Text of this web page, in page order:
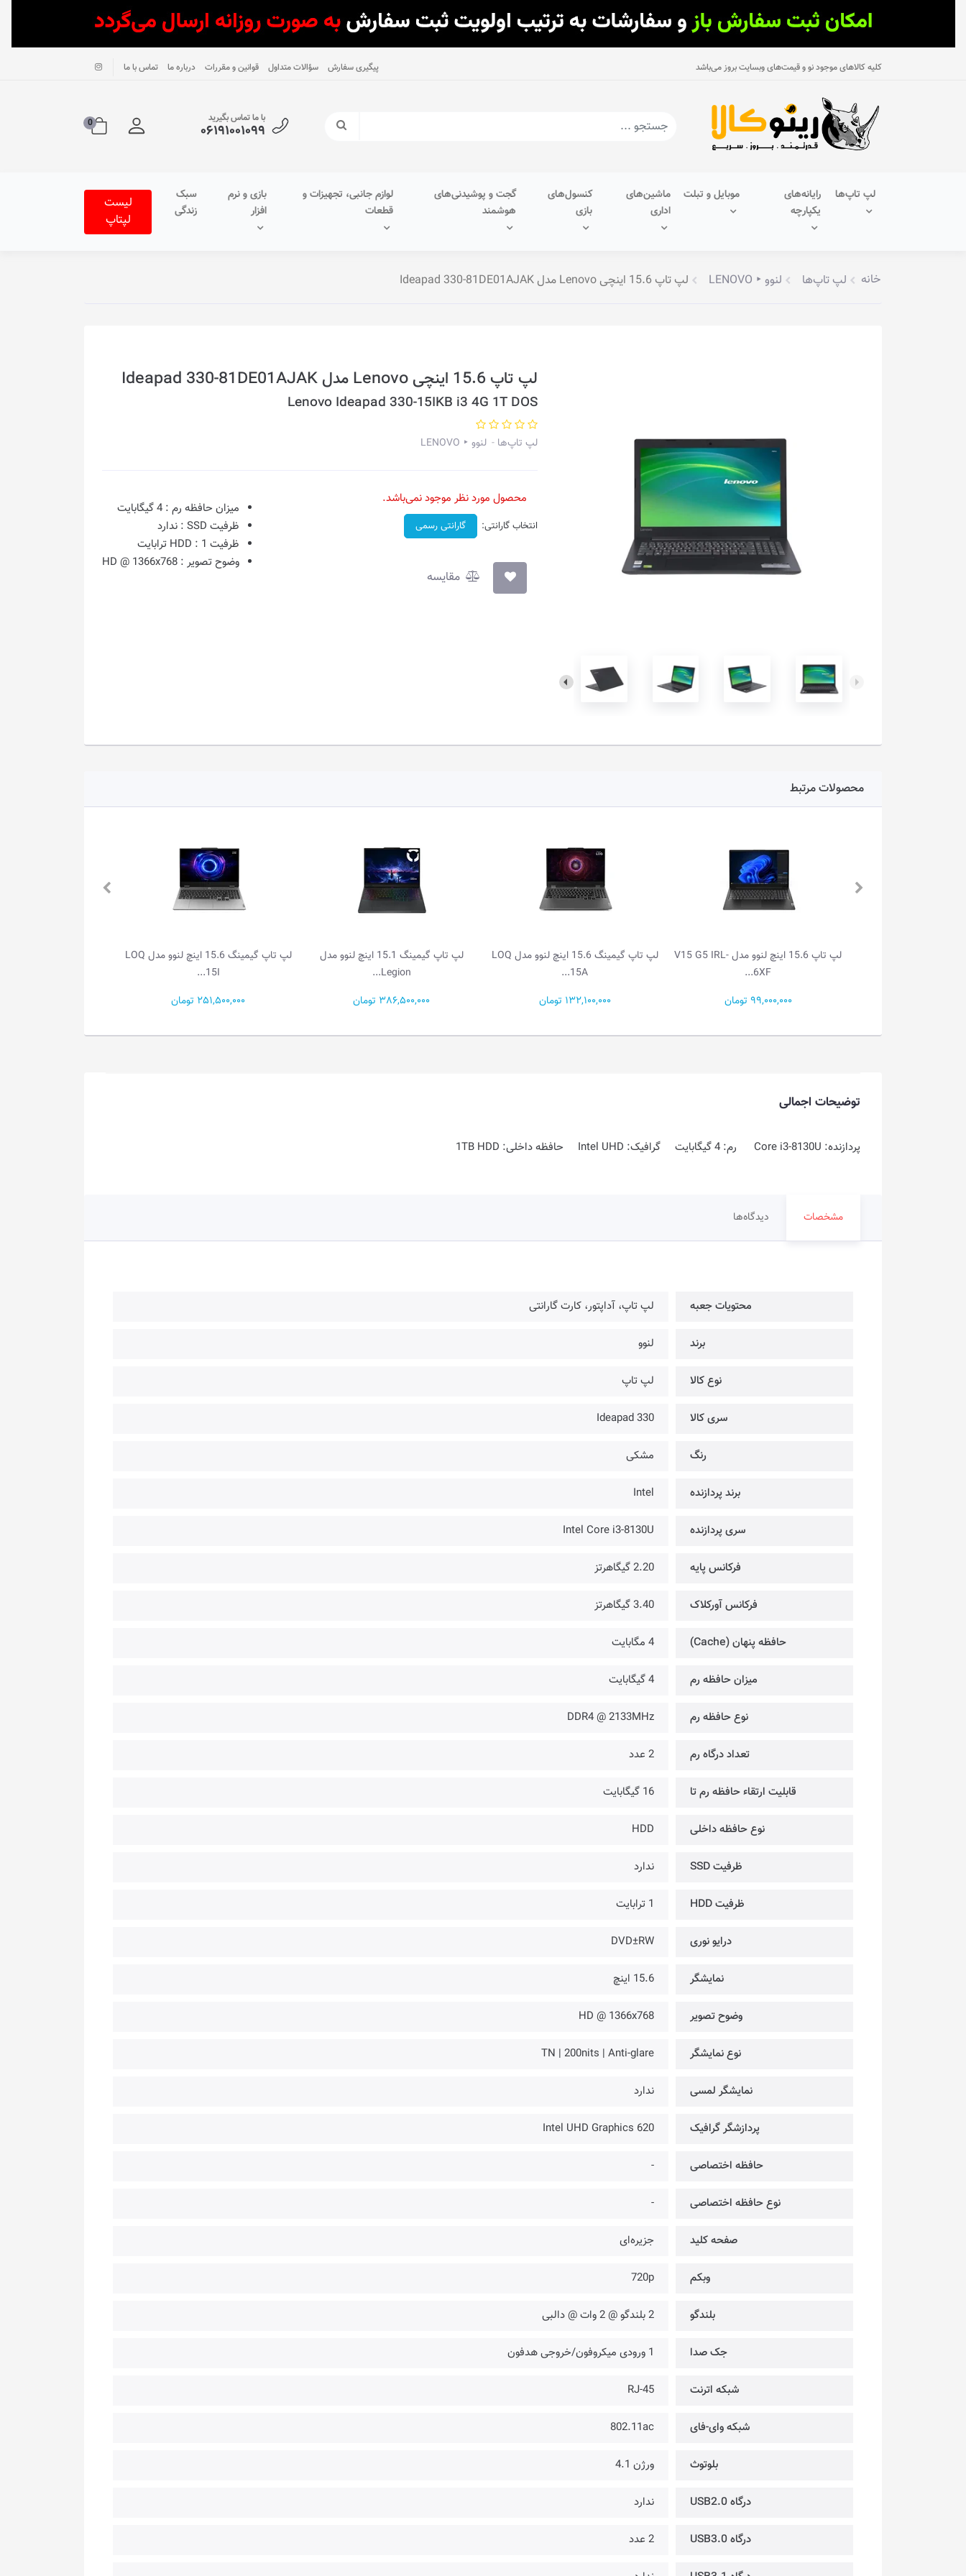
کلیه کالاهای موجود نو و قیمت‌های وبسایت بروز می‌باشد پیگیری سفارش سؤالات متداول قوانین و مقررات درباره ما تماس با ما
با ما تماس بگیرید
۰۶۱۹۱۰۰۱۰۹۹ 0
لپ تاپ‌ها
رایانه‌های
یکپارچه
موبایل و تبلت
ماشین‌های
اداری
کنسول‌های
بازی
گجت و پوشیدنی‌های
هوشمند
لوازم جانبی، تجهیزات و
قطعات
بازی و نرم
افزار
سبک
زندگی
لیست
لپتاپ
خانه لپ تاپ‌ها لنوو ‣ LENOVO لپ تاپ 15.6 اینچی Lenovo مدل Ideapad 330-81DE01AJAK
لپ تاپ 15.6 اینچی Lenovo مدل Ideapad 330-81DE01AJAK
Lenovo Ideapad 330-15IKB i3 4G 1T DOS
لپ تاپ‌ها لنوو ‣ LENOVO
محصول مورد نظر موجود نمی‌باشد.
انتخاب گارانتی: گارانتی رسمی
مقایسه
میزان حافظه رم : 4 گیگابایت
ظرفیت SSD :
ندارد
ظرفیت HDD : 1 ترابایت
وضوح تصویر : HD @ 1366x768
محصولات مرتبط
لپ تاپ گیمینگ 15.6 اینچ لنوو مدل LOQ
15A...
132,100,000 تومان
لپ تاپ گیمینگ 15.1 اینچ لنوو مدل
Legion...
386,500,000 تومان
لپ تاپ گیمینگ 15.6 اینچ لنوو مدل LOQ
15I...
251,500,000 تومان
لپ تاپ 15.6 اینچ لنوو مدل IdeaPad Slim
3...
79,000,000 تومان
توضیحات اجمالی
پردازنده: Core i3-8130U رم: 4 گیگابایت گرافیک: Intel UHD حافظه داخلی: 1TB HDD
مشخصات دیدگاه‌ها
محتویات جعبه لپ تاپ، آداپتور، کارت گارانتی
برند لنوو
نوع کالا لپ تاپ
سری کالا Ideapad 330
رنگ مشکی
برند پردازنده Intel
سری پردازنده Intel Core i3-8130U
فرکانس پایه 2.20 گیگاهرتز
فرکانس آورکلاک 3.40 گیگاهرتز
حافظه پنهان (Cache) 4 مگابایت
میزان حافظه رم 4 گیگابایت
نوع حافظه رم DDR4 @ 2133MHz
تعداد درگاه رم 2 عدد
قابلیت ارتقاء حافظه رم تا 16 گیگابایت
نوع حافظه داخلی HDD
ظرفیت SSD ندارد
ظرفیت HDD 1 ترابایت
درایو نوری DVD±RW
نمایشگر 15.6 اینچ
وضوح تصویر HD @ 1366x768
نوع نمایشگر TN | 200nits | Anti-glare
نمایشگر لمسی ندارد
پردازشگر گرافیک Intel UHD Graphics 620
حافظه اختصاصی -
نوع حافظه اختصاصی -
صفحه کلید جزیره‌ای
وبکم 720p
بلندگو 2 بلندگو @ 2 وات @ دالبی
جک صدا 1 ورودی میکروفون/خروجی هدفون
شبکه اترنت RJ-45
شبکه وای-فای 802.11ac
بلوتوث ورژن 4.1
درگاه USB2.0 ندارد
درگاه USB3.0 2 عدد